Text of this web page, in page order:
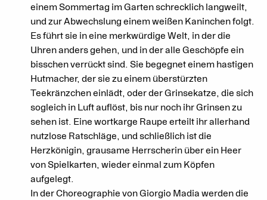
einem Sommertag im Garten schrecklich langweilt,
und zur Abwechslung einem weißen Kaninchen folgt.
Es führt sie in eine merkwürdige Welt, in der die
Uhren anders gehen, und in der alle Geschöpfe ein
bisschen verrückt sind. Sie begegnet einem hastigen
Hutmacher, der sie zu einem überstürzten
Teekränzchen einlädt, oder der Grinsekatze, die sich
sogleich in Luft auflöst, bis nur noch ihr Grinsen zu
sehen ist. Eine wortkarge Raupe erteilt ihr allerhand
nutzlose Ratschläge, und schließlich ist die
Herzkönigin, grausame Herrscherin über ein Heer
von Spielkarten, wieder einmal zum Köpfen
aufgelegt.
In der Choreographie von Giorgio Madia werden die